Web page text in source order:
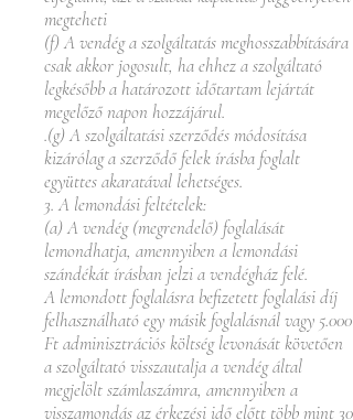
megteheti
(f) A vendég a szolgáltatás meghosszabbítására
csak akkor jogosult, ha ehhez a szolgáltató
legkésőbb a határozott időtartam lejártát
megelőző napon hozzájárul.
.(g) A szolgáltatási szerződés módosítása
kizárólag a szerződő felek írásba foglalt
együttes akaratával lehetséges.
3. A lemondási feltételek:
(a) A vendég (megrendelő) foglalását
lemondhatja, amennyiben a lemondási
szándékát írásban jelzi a vendégház felé.
A lemondott foglalásra befizetett foglalási díj
felhasználható egy másik foglalásnál vagy 5.000
Ft adminisztrációs költség levonását követően
a szolgáltató visszautalja a vendég által
megjelölt számlaszámra, amennyiben a
visszamondás az érkezési idő előtt több mint 30